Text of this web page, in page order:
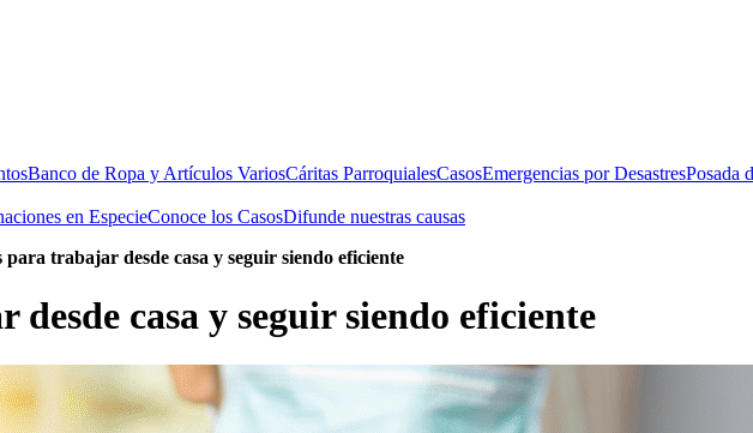
Banco de Ropa y Artículos VariosCáritas ParroquialesCasosEmergencias por DesastresPosada
en EspecieConoce los CasosDifunde nuestras causas
para trabajar desde casa y seguir siendo eficiente
casa y seguir siendo eficiente